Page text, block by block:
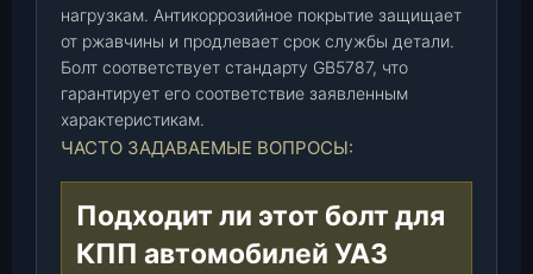
нагрузкам. Антикоррозийное покрытие защищает
от ржавчины и продлевает срок службы детали.
Болт соответствует стандарту GB5787, что
гарантирует его соответствие заявленным
характеристикам.
ЧАСТО ЗАДАВАЕМЫЕ ВОПРОСЫ:
Подходит ли этот болт для
КПП автомобилей УАЗ